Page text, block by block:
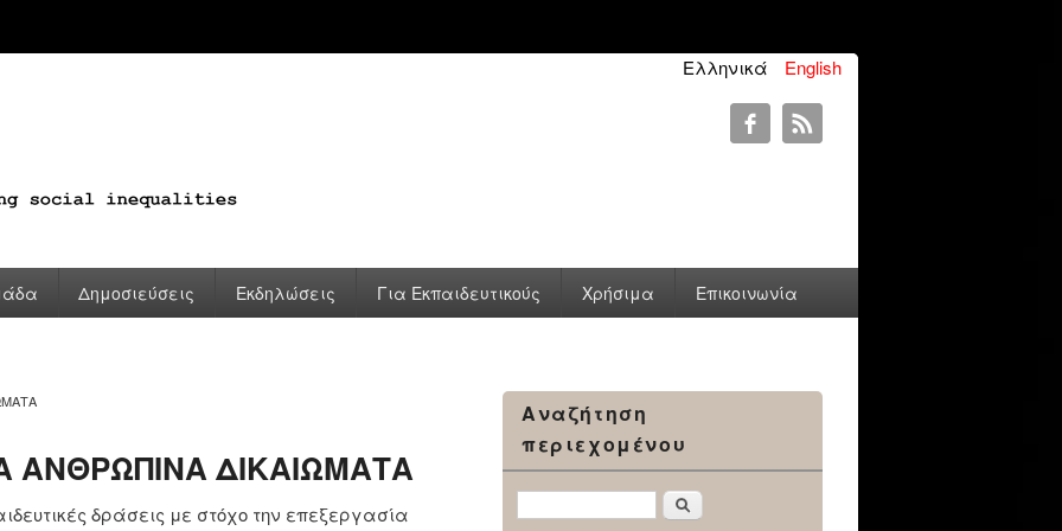
English
Ελληνικά
Δημοσιεύσεις Εκδηλώσεις Για Εκπαιδευτικούς Χρήσιμα Επικοινωνία
ΑΝΘΡΩΠΙΝΑ ΔΙΚΑΙΩΜΑΤΑ
δράσεις με στόχο την επεξεργασία
Αναζήτηση
περιεχομένου
Αναζήτηση